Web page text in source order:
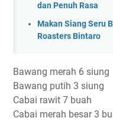
dan Penuh Rasa
Makan Siang Seru
Roasters Bintaro
Bawang merah 6 siung
Bawang putih 3 siung
Cabai rawit 7 buah
Cabai merah besar 3